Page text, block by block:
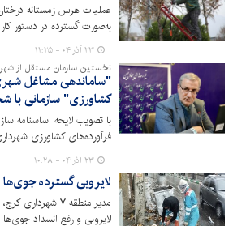
عملیات هرس زمستانه
به‌صورت گسترده در دستور
مناطق شهرداری کرج
خواب زمستانه باهدف حذف
خطر شاخه‌های خطرآفرین در
المان‌های ترافیکی، پیرایش
مقاومت گیاهان در برابر
انجام می‌شود.
۲۳ آذر ۰۴ - ۱۱:۲۵
نخستین سازمان مستقل از
"ساماندهی مشاغل
کشاورزی" سازمانی
با تصویب لایحه اساسنامه
فرآورده‌های کشاورزی
شهر و تبادل و ابلاغ آن
دهیاری‌های کشور، از این
حقوقی مستقل تحت نظارت
و بر اساس
شد.
۲۳ آذر ۰۴ - ۱۰:۲۸
لایروبی گسترده جوی‌ها و
مدیر منطقه ۷
لایروبی و رفع انسداد